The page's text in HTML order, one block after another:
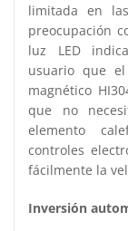
limitada en
preocupación
luz LED
usuario que
magnético
que no
elemento
controles
fácilmente la
Inversión